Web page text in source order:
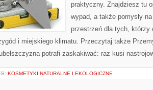
praktyczny. Znajdziesz tu
wypad, a także pomysły
przestrzeń dla tych, którzy
i miejskiego klimatu. Przeczytaj także
potrafi zaskakiwać: raz kusi
KOSMETYKI NATURALNE I EKOLOGICZNE